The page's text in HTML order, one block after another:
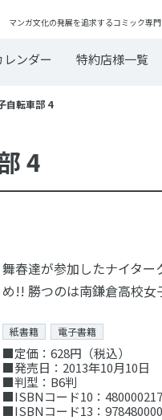
マンガ文化の発展を追求するコミック専
ンダー 特約店様一覧
自転車部 4
4
舞春達が参加したナイタ
め!! 勝つのは南鎌倉高校女
紙書籍 電子書籍
■定価：628円（税込）
■発売日：2013年10月10日
■判型：B6判
■ISBNコード10：
■ISBNコード13：